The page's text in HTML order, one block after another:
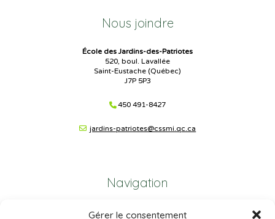
Gérer le consentement
Nous joindre
École des Jardins-des-Patriotes
520, boul. Lavallée
Saint-Eustache (Québec)
J7P 5P3
450 491-8427
jardins-patriotes@cssmi.qc.ca
Navigation
Plan du site